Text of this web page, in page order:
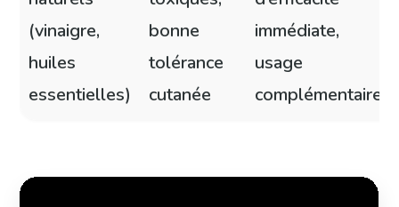
(vinaigre,
huiles
essentielles)
bonne
tolérance
cutanée
immédiate,
usage
complémentaire